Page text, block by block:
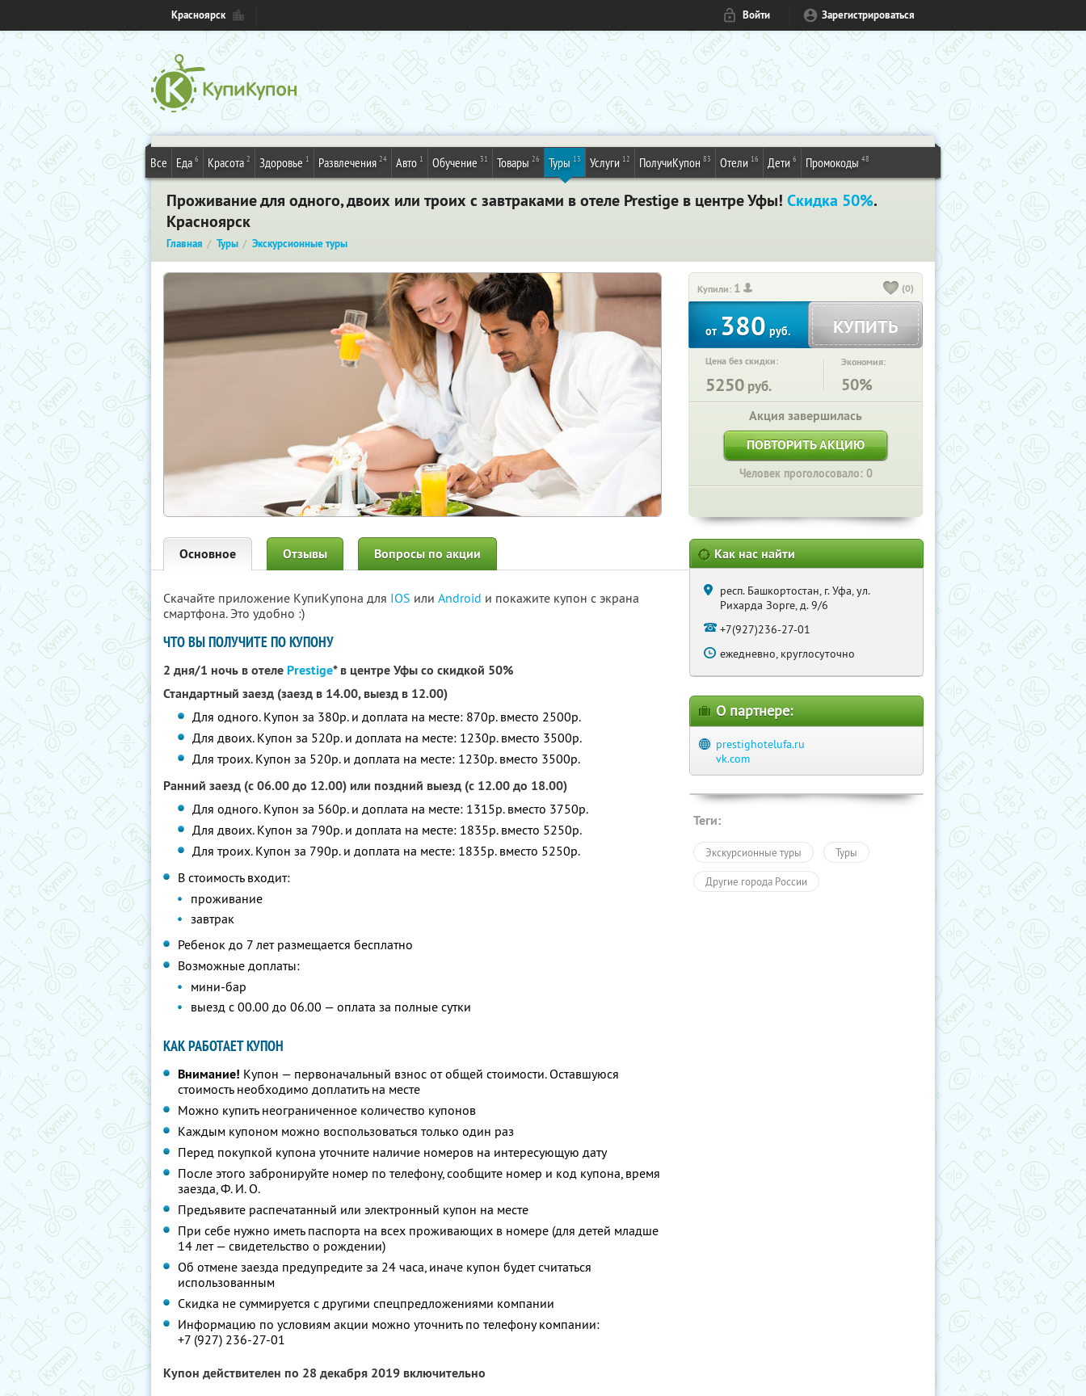
Красноярск Войти Зарегистрироваться
Все Еда 6 Красота 2 Здоровье 1 Развлечения 24 Авто 1 Обучение 31 Товары 26 Туры 13 Услуги 12 ПолучиКупон 83 Отели 16 Дети 6 Промокоды 48
Проживание для одного, двоих или троих с завтраками в отеле Prestige в центре Уфы! Скидка 50%.
Красноярск
Главная Туры Экскурсионные туры
Купили: 1 (0)
от380руб. КУПИТЬ
Цена без скидки:
5250 руб.
Экономия:
50%
Акция завершилась
ПОВТОРИТЬ АКЦИЮ
Человек проголосовало: 0
Основное Отзывы Вопросы по акции
Скачайте приложение КупиКупона для IOS или Android и покажите купон с экрана
смартфона. Это удобно :)
ЧТО ВЫ ПОЛУЧИТЕ ПО КУПОНУ
2 дня/1 ночь в отеле Prestige* в центре Уфы со скидкой 50%
Стандартный заезд (заезд в 14.00, выезд в 12.00)
Для одного. Купон за 380р. и доплата на месте: 870р. вместо 2500р.
Для двоих. Купон за 520р. и доплата на месте: 1230р. вместо 3500р.
Для троих. Купон за 520р. и доплата на месте: 1230р. вместо 3500р.
Ранний заезд (с 06.00 до 12.00) или поздний выезд (с 12.00 до 18.00)
Для одного. Купон за 560р. и доплата на месте: 1315р. вместо 3750р.
Для двоих. Купон за 790р. и доплата на месте: 1835р. вместо 5250р.
Для троих. Купон за 790р. и доплата на месте: 1835р. вместо 5250р.
В стоимость входит:
проживание
завтрак
Ребенок до 7 лет размещается бесплатно
Возможные доплаты:
мини-бар
выезд с 00.00 до 06.00 — оплата за полные сутки
КАК РАБОТАЕТ КУПОН
Внимание! Купон — первоначальный взнос от общей стоимости. Оставшуюся
стоимость необходимо доплатить на месте
Можно купить неограниченное количество купонов
Каждым купоном можно воспользоваться только один раз
Перед покупкой купона уточните наличие номеров на интересующую дату
После этого забронируйте номер по телефону, сообщите номер и код купона, время
заезда,Ф. И. О.
Предъявите распечатанный или электронный купон на месте
При себе нужно иметь паспорта на всех проживающих в номере (для детей младше
14 лет — свидетельство о рождении)
Об отмене заезда предупредите за 24 часа, иначе купон будет считаться
использованным
Скидка не суммируется с другими спецпредложениями компании
Информацию по условиям акции можно уточнить по телефону компании:
+7 (927) 236-27-01
Купон действителен по 28 декабря 2019 включительно
Как нас найти
респ. Башкортостан, г. Уфа, ул.
Рихарда Зорге, д. 9/6
+7(927)236-27-01
ежедневно, круглосуточно
О партнере:
prestighotelufa.ru
vk.com
Теги:
Экскурсионные туры Туры
Другие города России